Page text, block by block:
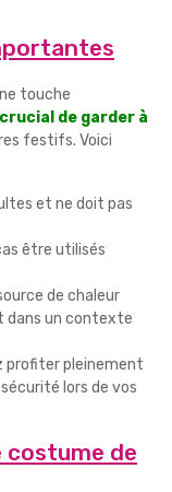
touche
crucial de garder à
festifs. Voici
et ne doit pas
être utilisés
de chaleur
dans un contexte
profiter pleinement
lors de vos
de